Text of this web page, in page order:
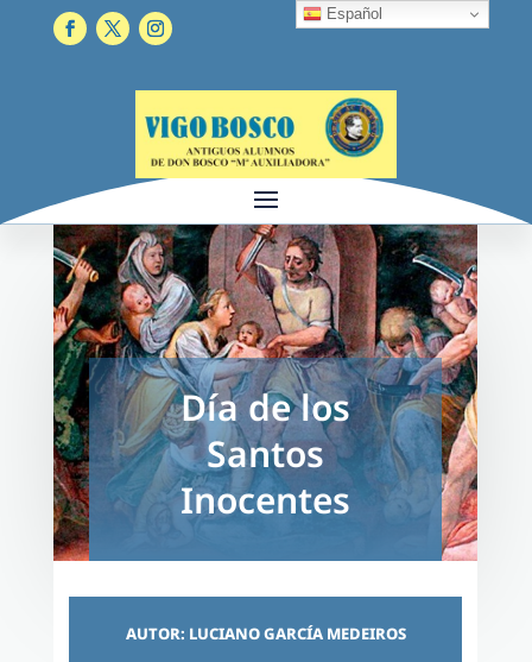
Día de los
Santos
Inocentes
AUTOR: LUCIANO GARCÍA MEDEIROS
Español